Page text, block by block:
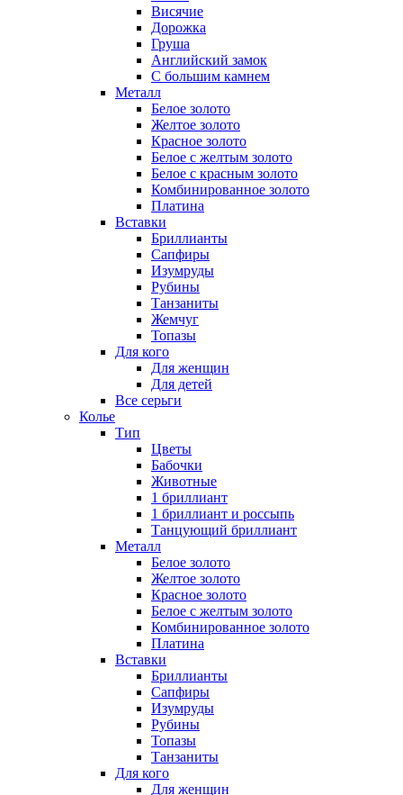
Висячие
Дорожка
Груша
Английский замок
С большим камнем
Металл
Белое золото
Желтое золото
Красное золото
Белое с желтым золото
Белое с красным золото
Комбинированное золото
Платина
Вставки
Бриллианты
Сапфиры
Изумруды
Рубины
Танзаниты
Жемчуг
Топазы
Для кого
Для женщин
Для детей
Все серьги
Колье
Тип
Цветы
Бабочки
Животные
1 бриллиант
1 бриллиант и россыпь
Танцующий бриллиант
Металл
Белое золото
Желтое золото
Красное золото
Белое с желтым золото
Комбинированное золото
Платина
Вставки
Бриллианты
Сапфиры
Изумруды
Рубины
Топазы
Танзаниты
Для кого
Для женщин